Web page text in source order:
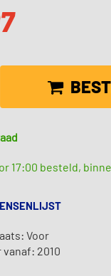
17:00 besteld,
Voor
vanaf: 2010